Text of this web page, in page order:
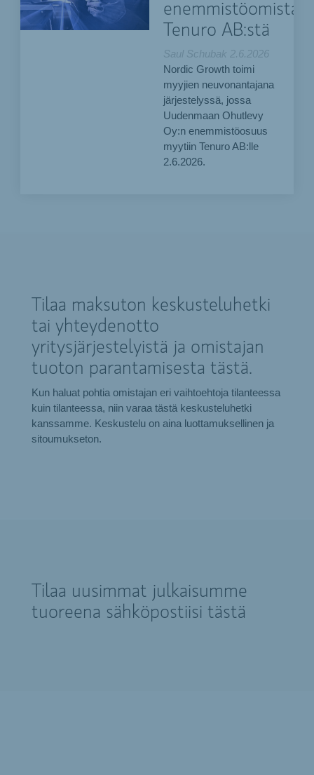
Tenuro AB:stä
Saul Schubak 2.6.2026
Nordic Growth toimi
myyjien neuvonantajana
järjestelyssä, jossa
Uudenmaan Ohutlevy
Oy:n enemmistöosuus
myytiin Tenuro AB:lle
2.6.2026.
Tilaa maksuton keskusteluhetki
tai yhteydenotto
yritysjärjestelyistä ja omistajan
tuoton parantamisesta tästä.
Kun haluat pohtia omistajan eri vaihtoehtoja tilanteessa
kuin tilanteessa, niin varaa tästä keskusteluhetki
kanssamme. Keskustelu on aina luottamuksellinen ja
sitoumukseton.
Tilaa uusimmat julkaisumme
tuoreena sähköpostiisi tästä